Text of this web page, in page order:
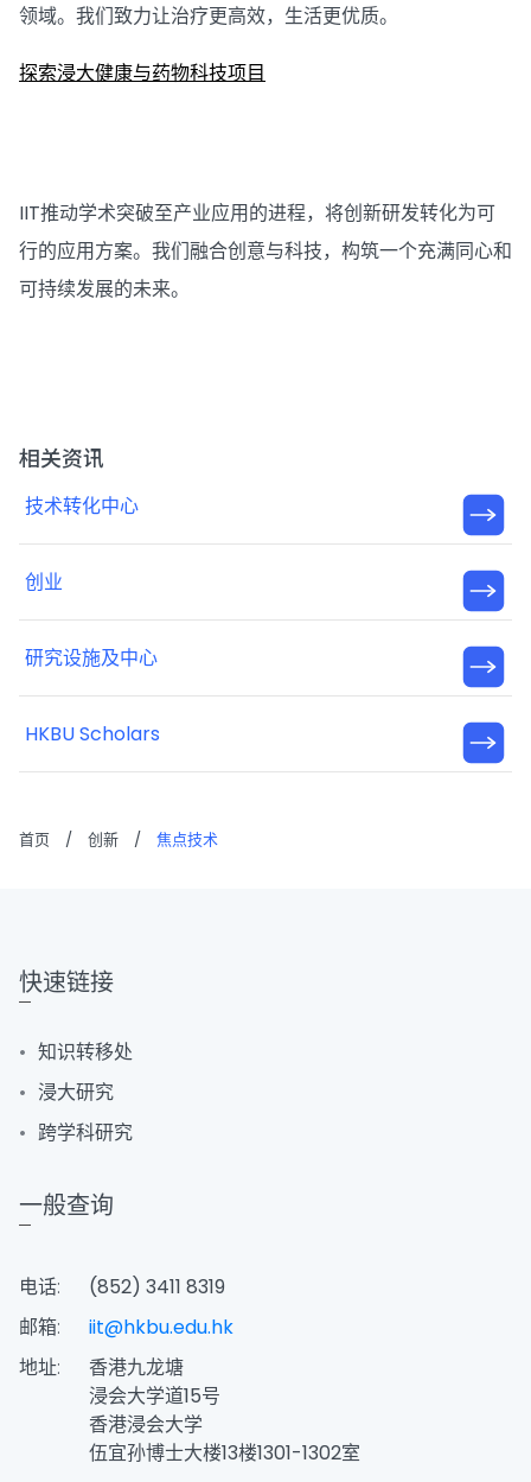
领域。我们致力让治疗更高效，生活更优质。
探索浸大健康与药物科技项目
IIT推动学术突破至产业应用的进程，将创新研发转化为可
行的应用方案。我们融合创意与科技，构筑一个充满同心和
可持续发展的未来。
相关资讯
技术转化中心
创业
研究设施及中心
HKBU Scholars
首页 / 创新 / 焦点技术
快速链接
知识转移处
浸大研究
跨学科研究
一般查询
电话:
(852) 3411 8319
邮箱:
iit@hkbu.edu.hk
地址:
香港九龙塘
浸会大学道15号
香港浸会大学
伍宜孙博士大楼13楼1301-1302室